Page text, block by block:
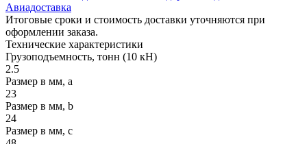
Авиадоставка
Итоговые сроки и стоимость доставки уточняются при
оформлении заказа.
Технические характеристики
Грузоподъемность, тонн (10 кН)
2.5
Размер в мм, a
23
Размер в мм, b
24
Размер в мм, c